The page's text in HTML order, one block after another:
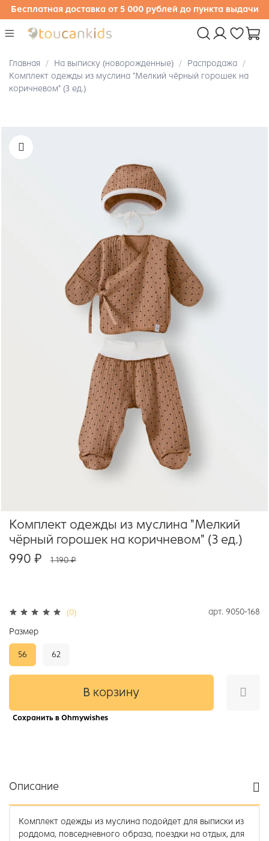
Бесплатная доставка от 5 000 рублей до пункта выдачи
Главная На выписку (новорожденные)
Распродажа
Комплект одежды из муслина "Мелкий чёрный горошек на
коричневом" (3 ед.)
(0) арт. 9050-168
Комплект одежды из муслина "Мелкий
чёрный горошек на коричневом" (3 ед.)
990 ₽
1 190 ₽
В корзину
Сохранить в Ohmywishes
Размер
56 62
Описание
Комплект одежды из муслина подойдет для выписки из
роддома, повседневного образа, поездки на отдых, для